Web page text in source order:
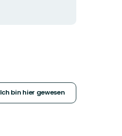
Ich bin hier gewesen